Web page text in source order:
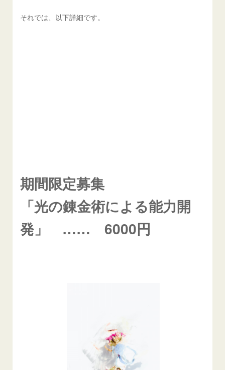
それでは、以下詳細です。
期間限定募集
「光の錬金術による能力開
発」 …… 6000円